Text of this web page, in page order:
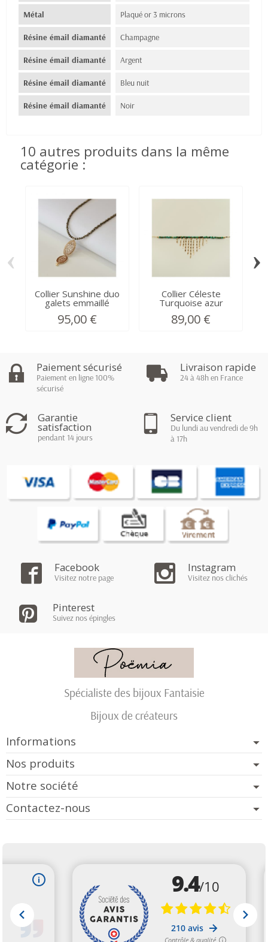
Métal Plaqué or 3 microns
Résine émail diamanté Champagne
Résine émail diamanté Argent
Résine émail diamanté Bleu nuit
Résine émail diamanté Noir
10 autres produits dans la même
catégorie :
Collier Sunshine duo
galets emmaillé
95,00 €
Collier Céleste
Turquoise azur
89,00 €
‹ ›
Paiement sécurisé
Paiement en ligne 100%
sécurisé
Livraison rapide
24 à 48h en France
Garantie
satisfaction
pendant 14 jours
Service client
Du lundi au vendredi de 9h
à 17h
Facebook
Visitez notre page
Instagram
Visitez nos clichés
Pinterest
Suivez nos épingles
Spécialiste des bijoux Fantaisie
Bijoux de créateurs
Informations
Nos produits
Notre société
Contactez-nous